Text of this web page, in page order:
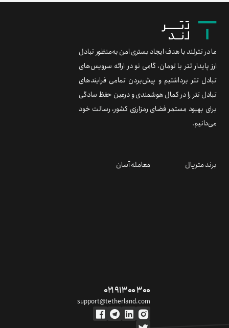
ما در تترلند با هدف ایجاد بستری امن به‌منظور تبادل
ارز پایدار تتر با تومان، گامی نو در ارائه سرویس‌های
تبادل تتر برداشتیم و پیش‌بردن تمامی فرایندهای
تبادل تتر را در کمال هوشمندی و درعین حفظ سادگی
برای بهبود مستمر فضای رمزارزی کشور، رسالت خود
می‌دانیم.
برند متریال معامله آسان
۰۲۱ ۹۱ ۳۰۰ ۳۰۰
support@tetherland.com